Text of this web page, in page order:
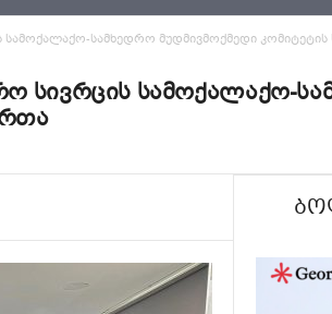
სამოქალაქო-სამხედრო მუდმივმოქმედი
სივრცის სამოქალაქო-